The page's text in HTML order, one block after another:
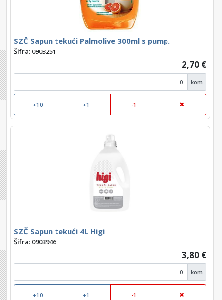
SZČ Sapun tekući Palmolive 300ml s pump.
Šifra: 0903251
2,70 €
kom
+10 +1 -1
SZČ Sapun tekući 4L Higi
Šifra: 0903946
3,80 €
kom
+10 +1 -1